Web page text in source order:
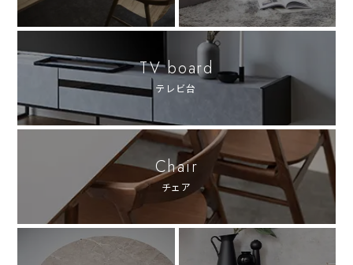
TV board
テレビ台
Chair
チェア